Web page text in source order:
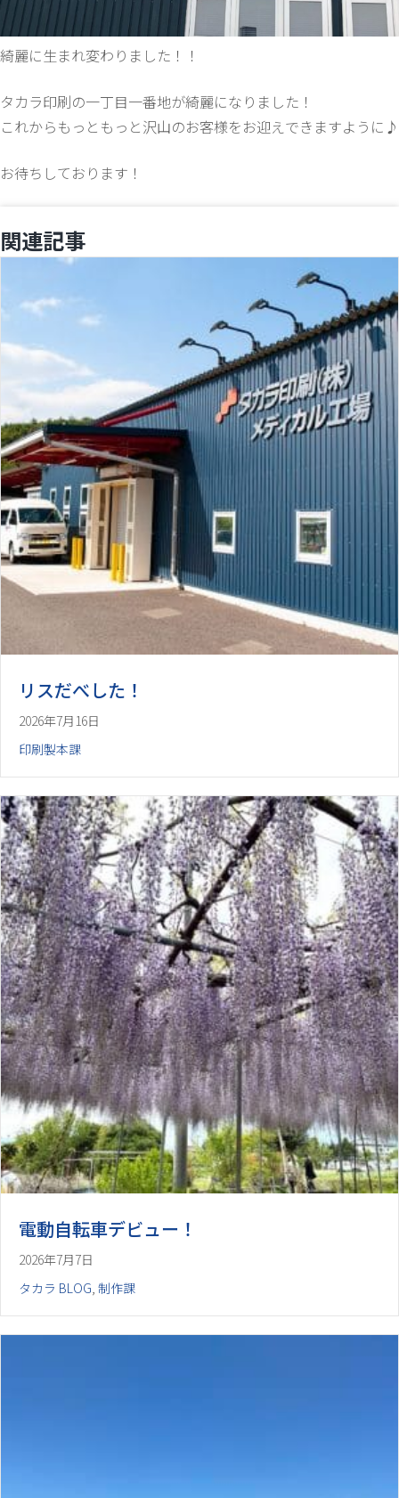
綺麗に生まれ変わりました！！
タカラ印刷の一丁目一番地が綺麗になりました！
これからもっともっと沢山のお客様をお迎えできますように♪
お待ちしております！
関連記事
リスだべした！
2026年7月16日
印刷製本課
電動自転車デビュー！
2026年7月7日
タカラ BLOG, 制作課